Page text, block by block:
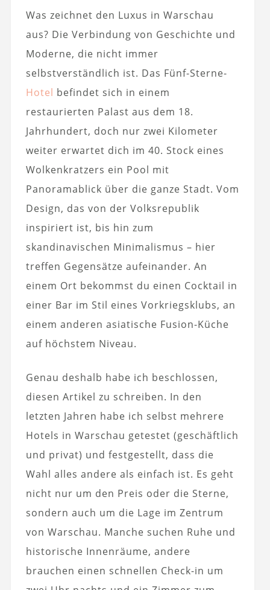
Was zeichnet den Luxus in Warschau
aus? Die Verbindung von Geschichte und
Moderne, die nicht immer
selbstverständlich ist. Das Fünf-Sterne-
Hotel befindet sich in einem
restaurierten Palast aus dem 18.
Jahrhundert, doch nur zwei Kilometer
weiter erwartet dich im 40. Stock eines
Wolkenkratzers ein Pool mit
Panoramablick über die ganze Stadt. Vom
Design, das von der Volksrepublik
inspiriert ist, bis hin zum
skandinavischen Minimalismus – hier
treffen Gegensätze aufeinander. An
einem Ort bekommst du einen Cocktail in
einer Bar im Stil eines Vorkriegsklubs, an
einem anderen asiatische Fusion-Küche
auf höchstem Niveau.
Genau deshalb habe ich beschlossen,
diesen Artikel zu schreiben. In den
letzten Jahren habe ich selbst mehrere
Hotels in Warschau getestet (geschäftlich
und privat) und festgestellt, dass die
Wahl alles andere als einfach ist. Es geht
nicht nur um den Preis oder die Sterne,
sondern auch um die Lage im Zentrum
von Warschau. Manche suchen Ruhe und
historische Innenräume, andere
brauchen einen schnellen Check-in um